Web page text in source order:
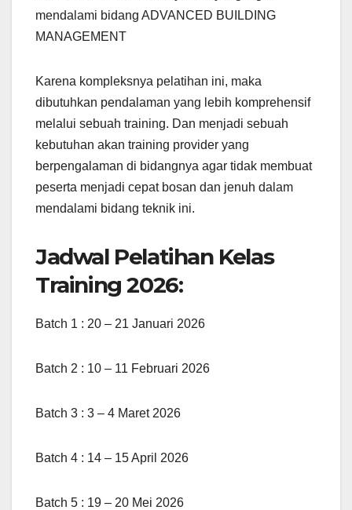
mendalami bidang ADVANCED BUILDING
MANAGEMENT
Karena kompleksnya pelatihan ini, maka
dibutuhkan pendalaman yang lebih komprehensif
melalui sebuah training. Dan menjadi sebuah
kebutuhan akan training provider yang
berpengalaman di bidangnya agar tidak membuat
peserta menjadi cepat bosan dan jenuh dalam
mendalami bidang teknik ini.
Jadwal Pelatihan Kelas
Training 2026:
Batch 1 : 20 – 21 Januari 2026
Batch 2 : 10 – 11 Februari 2026
Batch 3 : 3 – 4 Maret 2026
Batch 4 : 14 – 15 April 2026
Batch 5 : 19 – 20 Mei 2026